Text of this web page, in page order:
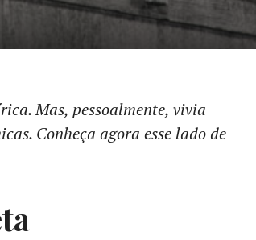
Mas, pessoalmente, vivia
Conheça agora esse lado de